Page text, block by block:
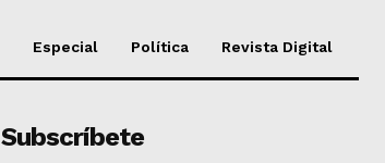
Especial Política Revista Digital
Subscríbete